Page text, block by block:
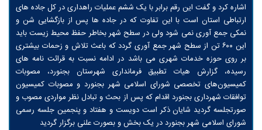
اشاره کرد و گفت این رقم برابر با یک ششم عملیات راهداری در کل جاده های
ارتباطی استان است با این تفاوت که در جاده ها پس از بازگشایی شن و
نمکی جمع آوری نمی شود ولی در سطح شهر بخاطر حفظ محیط زیست باید
این ۶۰۰ تن از سطح شهر جمع آوری گردد که باعث تلاش و زحمات بیشتری
بر روی حوزه خدمات شهری می باشد در ادامه نسبت به قرائت نامه های
رسیده، گزارش هیات تطبیق فرمانداری شهرستان بجنورد، مصوبات
کمیسیون‌های تخصصی شورای اسلامی شهر بجنورد و مصوبات کمیسیون
توافقات شهرداری بجنورد اقدام که پس از بحث و تبادل نظر مواردی مصوب و
صورتجلسه گردید شایان ذکر است دویست و هفتاد و پنجمین جلسه رسمی
شورای اسلامی شهر بجنورد در یک بخش و بصورت علنی برگزار گردید